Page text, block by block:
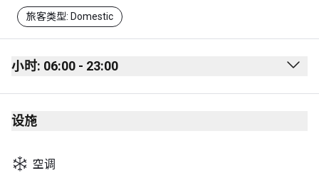
旅客类型: Domestic
小时: 06:00 - 23:00
Monday 06:00 - 23:00
Tuesday
设施
空调